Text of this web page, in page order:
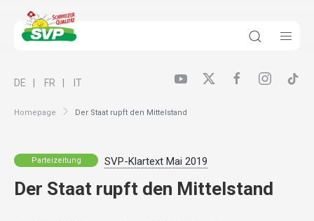
Homepage Der Staat rupft den Mittelstand
DE FR IT
Parteizeitung SVP-Klartext Mai 2019
Der Staat rupft den Mittelstand